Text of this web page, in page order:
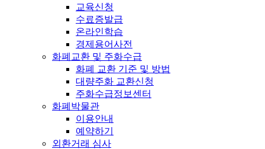
교육신청
수료증발급
온라인학습
경제용어사전
화폐교환 및 주화수급
화폐 교환 기준 및 방법
대량주화 교환신청
주화수급정보센터
화폐박물관
이용안내
예약하기
외환거래 심사